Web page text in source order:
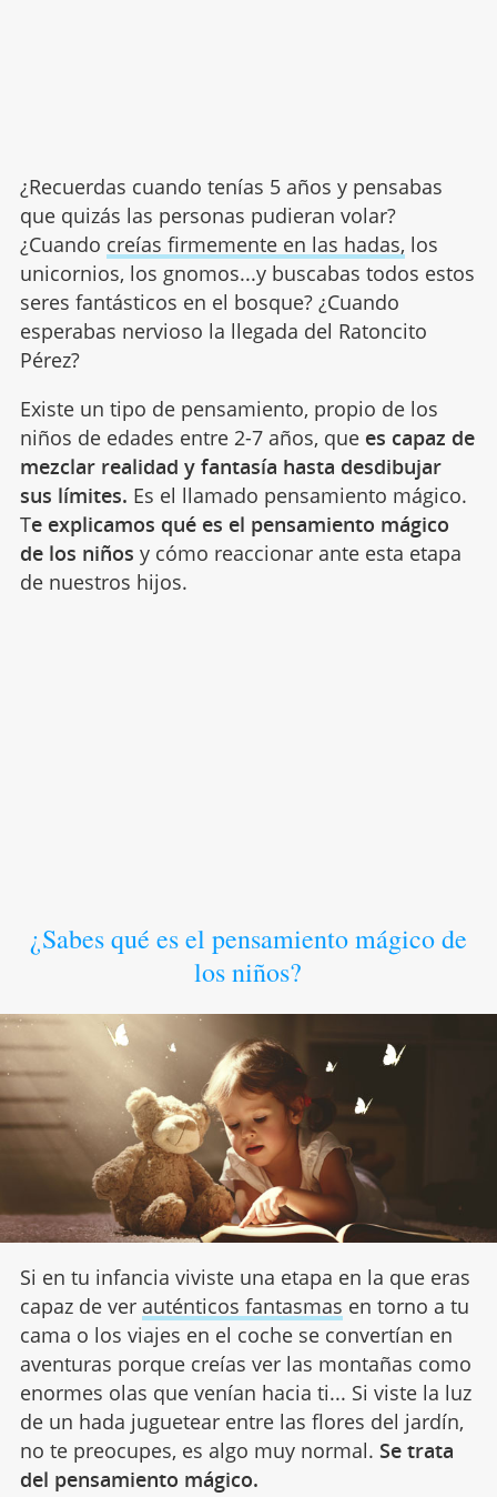
¿Recuerdas cuando tenías 5 años y pensabas
que quizás las personas pudieran volar?
¿Cuando creías firmemente en las hadas, los
unicornios, los gnomos...y buscabas todos estos
seres fantásticos en el bosque? ¿Cuando
esperabas nervioso la llegada del Ratoncito
Pérez?
Existe un tipo de pensamiento, propio de los
niños de edades entre 2-7 años, que es capaz de
mezclar realidad y fantasía hasta desdibujar
sus límites. Es el llamado pensamiento mágico.
Te explicamos qué es el pensamiento mágico
de los niños y cómo reaccionar ante esta etapa
de nuestros hijos.
¿Sabes qué es el pensamiento mágico de
los niños?
Si en tu infancia viviste una etapa en la que eras
capaz de ver auténticos fantasmas en torno a tu
cama o los viajes en el coche se convertían en
aventuras porque creías ver las montañas como
enormes olas que venían hacia ti... Si viste la luz
de un hada juguetear entre las flores del jardín,
no te preocupes, es algo muy normal. Se trata
del pensamiento mágico.